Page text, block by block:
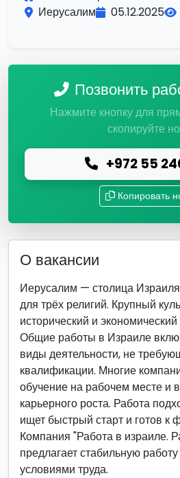
Иерусалим
05.12.2025
Позвонить
Нажмите кнопку для
скопируйте
+972 55
Копировать
О вакансии
Иерусалим — столица
для трёх религий. Крупный
исторический и
Общие работы в Израиле
виды деятельности, не
квалификации. Многие
обучение на рабочем месте и
карьерного роста. Работа
ищет быстрый старт и готов к
Компания "Работа в израиле.
предлагает стабильную
условиями труда.